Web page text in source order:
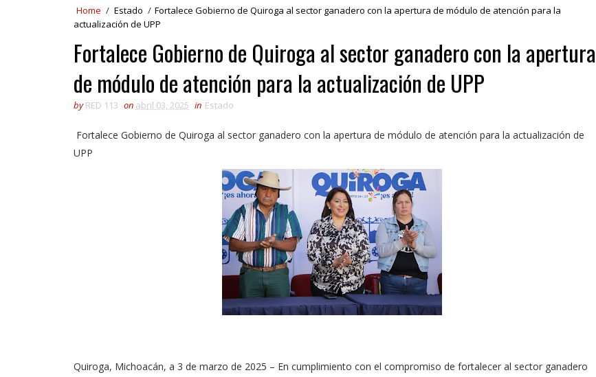
Home / Estado / Fortalece Gobierno de Quiroga al sector ganadero con la apertura de módulo de atención para la
actualización de UPP
Fortalece Gobierno de Quiroga al sector ganadero con la apertura
de módulo de atención para la actualización de UPP
by RED 113 on abril 03, 2025 in Estado
Fortalece Gobierno de Quiroga al sector ganadero con la apertura de módulo de atención para la actualización de
UPP
Quiroga, Michoacán, a 3 de marzo de 2025 – En cumplimiento con el compromiso de fortalecer al sector ganadero